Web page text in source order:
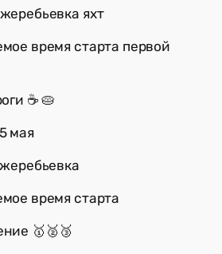
яхт
время старта первой
☕️ 🥧
мая
время старта
🥇🥈🥉